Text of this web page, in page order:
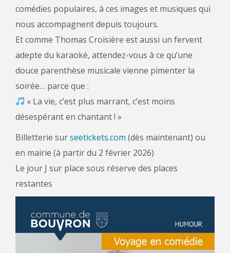
comédies populaires, à ces images et musiques qui
nous accompagnent depuis toujours.
Et comme Thomas Croisière est aussi un fervent
adepte du karaoké, attendez-vous à ce qu’une
douce parenthèse musicale vienne pimenter la
soirée… parce que :
« La vie, c’est plus marrant, c’est moins
désespérant en chantant ! »
Billetterie surseetickets.com (dès maintenant) ou
en mairie (à partir du 2 février 2026)
Le jour J sur place sous réserve des places
restantes